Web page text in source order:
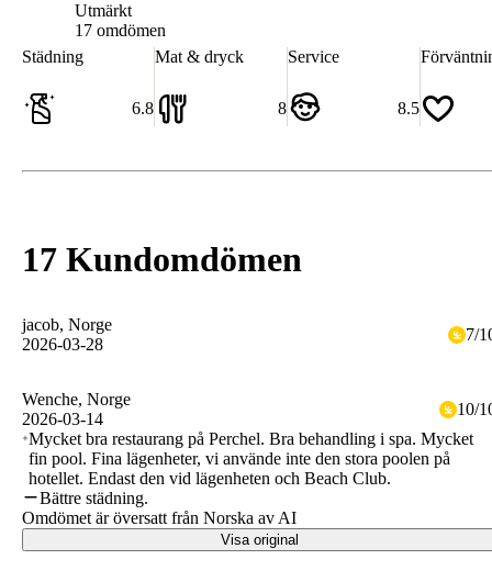
Utmärkt
17 omdömen
Städning
6.8
Mat & dryck
8
Service
8.5
17 Kundomdömen
jacob, Norge
2026-03-28
7/
Wenche, Norge
2026-03-14
10/
Mycket bra restaurang på Perchel. Bra behandling i spa. Mycket
fin pool. Fina lägenheter, vi använde inte den stora poolen på
hotellet. Endast den vid lägenheten och Beach Club.
Bättre städning.
Omdömet är översatt från Norska av AI
Visa original